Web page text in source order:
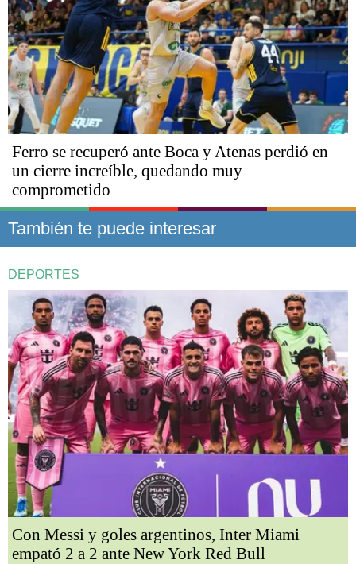
Ferro se recuperó ante Boca y Atenas perdió en
un cierre increíble, quedando muy
comprometido
También te puede interesar
DEPORTES
Con Messi y goles argentinos, Inter Miami
empató 2 a 2 ante New York Red Bull